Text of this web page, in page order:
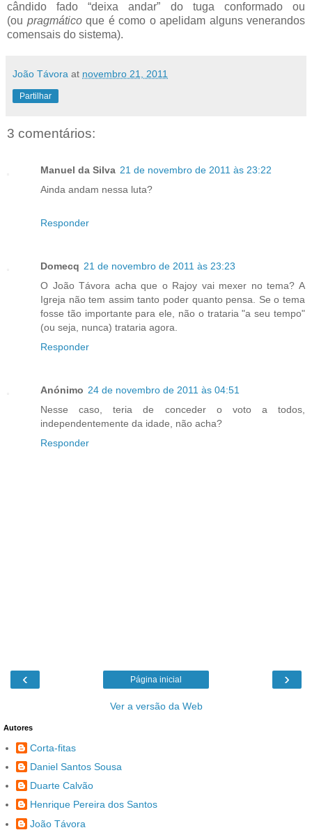
cândido fado “deixa andar” do tuga conformado ou
(ou pragmáticoque é como o apelidam alguns venerandos
comensais do sistema).
João Távora at novembro 21, 2011
Partilhar
3 comentários:
Manuel da Silva 21 de novembro de 2011 às 23:22
Ainda andam nessa luta?
Responder
Domecq 21 de novembro de 2011 às 23:23
O João Távora acha que o Rajoy vai mexer no tema? A
Igreja não tem assim tanto poder quanto pensa. Se o tema
fosse tão importante para ele, não o trataria "a seu tempo"
(ou seja, nunca) trataria agora.
Responder
Anónimo 24 de novembro de 2011 às 04:51
Nesse caso, teria de conceder o voto a todos,
independentemente da idade, não acha?
Responder
‹ ›
Página inicial
Ver a versão da Web
Autores
Corta-fitas
Daniel Santos Sousa
Duarte Calvão
Henrique Pereira dos Santos
João Távora